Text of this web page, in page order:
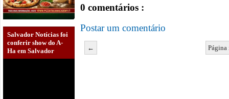
Salvador Notícias foi
conferir show do A-
Ha em Salvador
0 comentários :
Postar um comentário
←